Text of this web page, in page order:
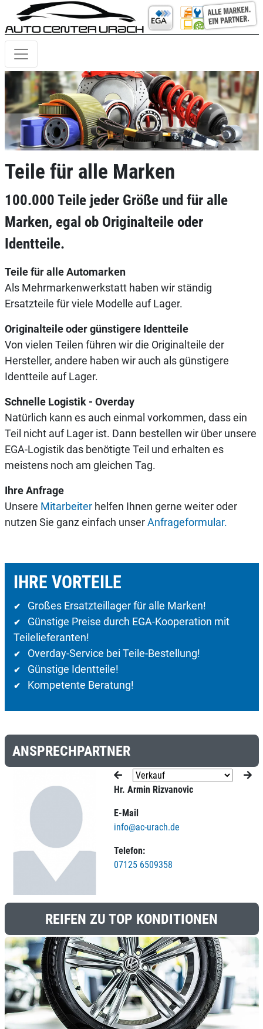
Teile für alle Marken
100.000 Teile jeder Größe und für alle
Marken, egal ob Originalteile oder
Identteile.
Teile für alle Automarken
Als Mehrmarkenwerkstatt haben wir ständig
Ersatzteile für viele Modelle auf Lager.
Originalteile oder günstigere Identteile
Von vielen Teilen führen wir die Originalteile der
Hersteller, andere haben wir auch als günstigere
Identteile auf Lager.
Schnelle Logistik - Overday
Natürlich kann es auch einmal vorkommen, dass ein
Teil nicht auf Lager ist. Dann bestellen wir über unsere
EGA-Logistik das benötigte Teil und erhalten es
meistens noch am gleichen Tag.
Ihre Anfrage
Unsere Mitarbeiterhelfen Ihnen gerne weiter oder
nutzen Sie ganz einfach unserAnfrageformular.
IHRE VORTEILE
✔ Großes Ersatzteillager für alle Marken!
✔ Günstige Preise durch EGA-Kooperation mit
Teilelieferanten!
✔ Overday-Service bei Teile-Bestellung!
✔ Günstige Identteile!
✔ Kompetente Beratung!
ANSPRECHPARTNER
Hr. Armin Rizvanovic
E-Mail
info@ac-urach.de
Telefon:
07125 6509358
REIFEN ZU TOP KONDITIONEN